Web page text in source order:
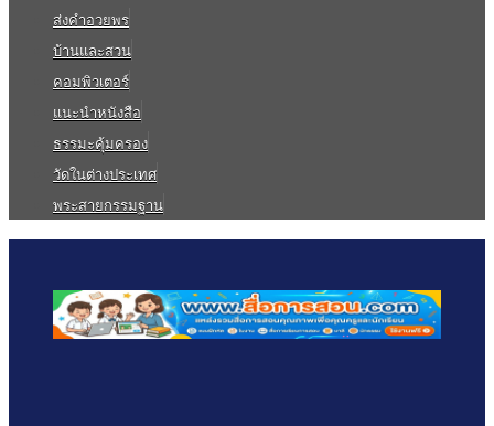
ส่งคำอวยพร
บ้านและสวน
คอมพิวเตอร์
แนะนำหนังสือ
ธรรมะคุ้มครอง
วัดในต่างประเทศ
พระสายกรรมฐาน